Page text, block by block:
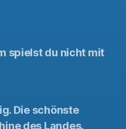
spielst du nicht mit
Die schönste
des Landes.